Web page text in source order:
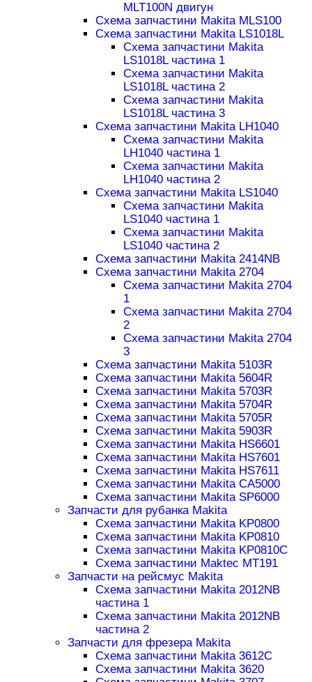
MLT100N двигун
Схема запчастини Makita MLS100
Схема запчастини Makita LS1018L
Схема запчастини Makita
LS1018L частина 1
Схема запчастини Makita
LS1018L частина 2
Схема запчастини Makita
LS1018L частина 3
Схема запчастини Makita LH1040
Схема запчастини Makita
LH1040 частина 1
Схема запчастини Makita
LH1040 частина 2
Схема запчастини Makita LS1040
Схема запчастини Makita
LS1040 частина 1
Схема запчастини Makita
LS1040 частина 2
Схема запчастини Makita 2414NB
Схема запчастини Makita 2704
Схема запчастини Makita 2704
1
Схема запчастини Makita 2704
2
Схема запчастини Makita 2704
3
Схема запчастини Makita 5103R
Схема запчастини Makita 5604R
Схема запчастини Makita 5703R
Схема запчастини Makita 5704R
Схема запчастини Makita 5705R
Схема запчастини Makita 5903R
Схема запчастини Makita HS6601
Схема запчастини Makita HS7601
Схема запчастини Makita HS7611
Схема запчастини Makita CA5000
Схема запчастини Makita SP6000
Запчасти для рубанка Makita
Схема запчастини Makita KP0800
Схема запчастини Makita KP0810
Схема запчастини Makita KP0810C
Схема запчастини Maktec MT191
Запчасти на рейсмус Makita
Схема запчастини Makita 2012NB
частина 1
Схема запчастини Makita 2012NB
частина 2
Запчасти для фрезера Makita
Схема запчастини Makita 3612C
Схема запчастини Makita 3620